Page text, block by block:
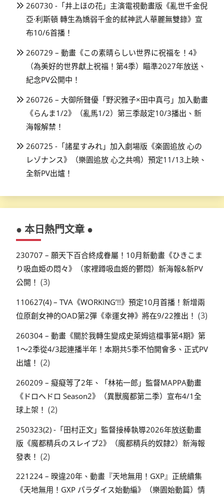
260730 -「井上ほの花」主演電視動畫版《亂世千金倪
亞·利斯頓 轉生為嬌弱千金的弒神武人華麗無雙錄》宣
布10/6首播！
260729 – 動畫《この素晴らしい世界に祝福を！4》
（為美好的世界獻上祝福！第4季）瞄準2027年放送、
紀念PV公開中！
260726 – 大御所聲優「野沢雅子×田中真弓」加入動畫
《らんま1/2》（亂馬1/2）第三季敲定10/3播出、新
海報解禁！
260725 -「諸星すみれ」加入劇場版《楽園追放 心の
レゾナンス》（樂園追放 心之共鳴）預定11/13上映、
全新PV出爐！
● 本日熱門文章 ●
230707 – 願天下百合終成眷屬！10月新動畫《ひきこま
り吸血姫の悶々》（家裡蹲吸血姬的鬱悶）新海報&新PV
公開！ (3)
110627(4) – TVA《WORKING’!!》預定10月首播！新增兩
位原創女神的OAD第2彈《幸運女神》將在9/22推出！ (3)
260304 – 動畫《關於我轉生變成史萊姆這檔事第4期》第
1～2季從4/3起連播半年！本期共5季不怕開會多、正式PV
出爐！ (2)
260209 – 癡癡等了2年、「林祐一郎」監督MAPPA動畫
《ドロヘドロ Season2》（異獸魔都第二季）宣布4/1全
球上架！ (2)
250323(2) -「田村正文」監督接棒執導2026年放送動畫
版《魔都精兵のスレイブ2》（魔都精兵的奴隸2）新海報
發表！ (2)
221224 – 暌違20年、動畫『天地無用！GXP』正統續集
《天地無用！GXP パラダイス始動編》（樂園始動篇）情